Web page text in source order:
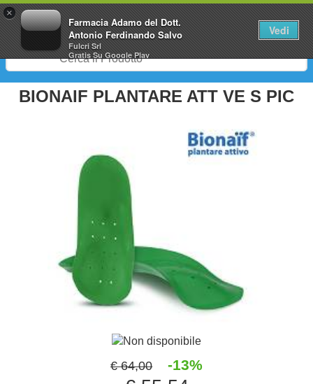
×
Farmacia Adamo del Dott.
Antonio Ferdinando Salvo
Fulcri Srl
GratisSu Google Play
Vedi
0
BIONAIF PLANTARE ATT VE S PIC
Non disponibile
€ 64,00 -13%